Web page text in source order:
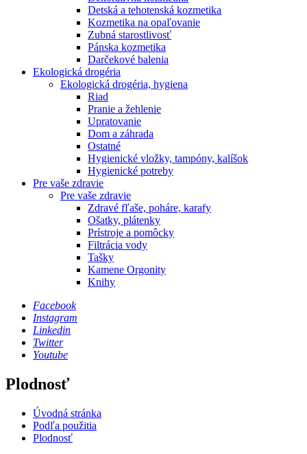
Detská a tehotenská kozmetika
Kozmetika na opaľovanie
Zubná starostlivosť
Pánska kozmetika
Darčekové balenia
Ekologická drogéria
Ekologická drogéria, hygiena
Riad
Pranie a žehlenie
Upratovanie
Dom a záhrada
Ostatné
Hygienické vložky, tampóny, kalíšok
Hygienické potreby
Pre vaše zdravie
Pre vaše zdravie
Zdravé fľaše, poháre, karafy
Ošatky, plátenky
Prístroje a pomôcky
Filtrácia vody
Tašky
Kamene Orgonity
Knihy
Facebook
Instagram
Linkedin
Twitter
Youtube
Plodnosť
Úvodná stránka
Podľa použitia
Plodnosť